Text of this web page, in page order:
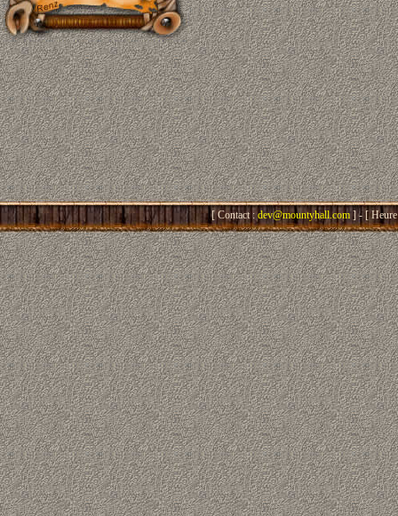
[ Contact : dev@mountyhall.com] - [ Heure